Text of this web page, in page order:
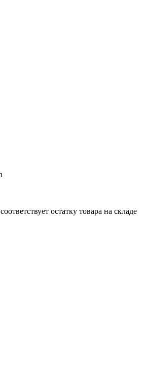
остатку товара на складе